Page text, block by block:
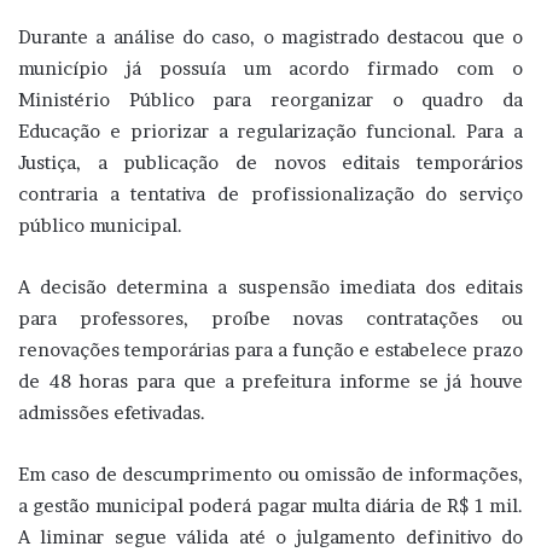
Durante a análise do caso, o magistrado destacou que o
município já possuía um acordo firmado com o
Ministério Público para reorganizar o quadro da
Educação e priorizar a regularização funcional. Para a
Justiça, a publicação de novos editais temporários
contraria a tentativa de profissionalização do serviço
público municipal.
A decisão determina a suspensão imediata dos editais
para professores, proíbe novas contratações ou
renovações temporárias para a função e estabelece prazo
de 48 horas para que a prefeitura informe se já houve
admissões efetivadas.
Em caso de descumprimento ou omissão de informações,
a gestão municipal poderá pagar multa diária de R$ 1 mil.
A liminar segue válida até o julgamento definitivo do